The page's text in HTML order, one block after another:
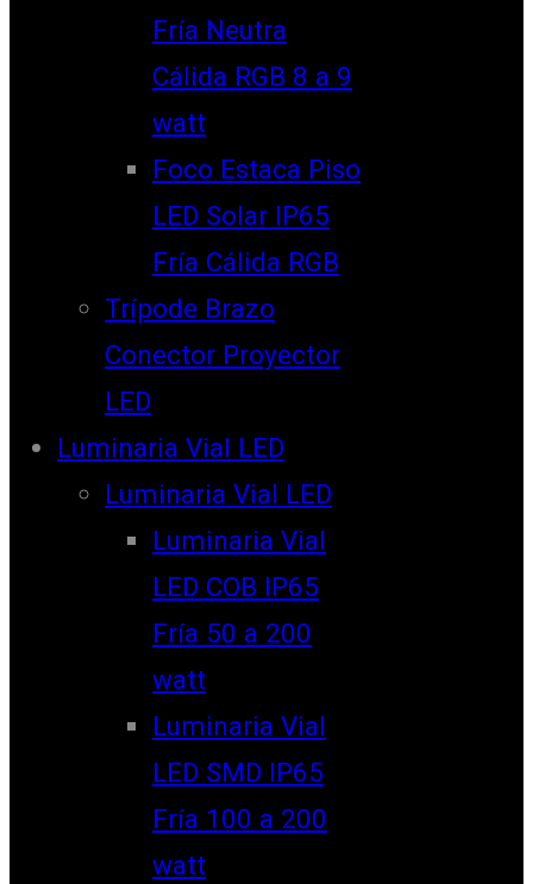
Fría Neutra
Cálida RGB 8 a 9
watt
Foco Estaca Piso
LED Solar IP65
Fría Cálida RGB
Trípode Brazo
Conector Proyector
LED
Luminaria Vial LED
Luminaria Vial LED
Luminaria Vial
LED COB IP65
Fría 50 a 200
watt
Luminaria Vial
LED SMD IP65
Fría 100 a 200
watt